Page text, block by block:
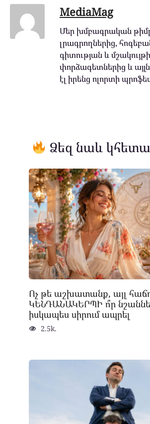
MediaMag
Մեր խմբագրական
լրագրողներից,
գիտության և
փորձագետներից և
էլ իրենց ոլորտի
Ձեզ նաև
Ոչ թե աշխատանք, այլ
ԿԵՆԴԱՆԱԿԵՐՊԻ ո՞ր
իսկապես սիրում ապրել
2.5k.